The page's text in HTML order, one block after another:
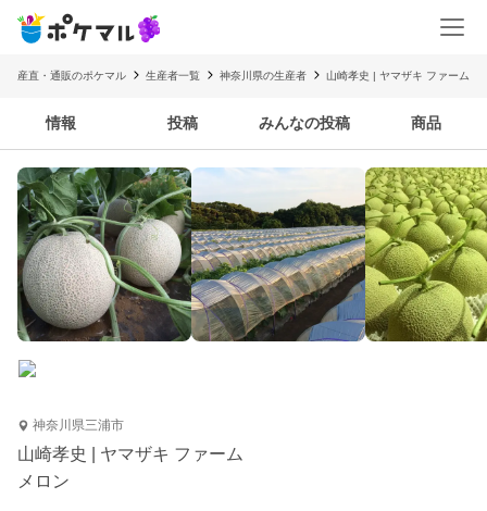
産直・通販のポケマル 生産者一覧 神奈川県の生産者 山崎孝史 | ヤマザキ ファーム
情報 投稿 みんなの投稿 商品
神奈川県三浦市
山崎孝史 | ヤマザキ ファーム
メロン